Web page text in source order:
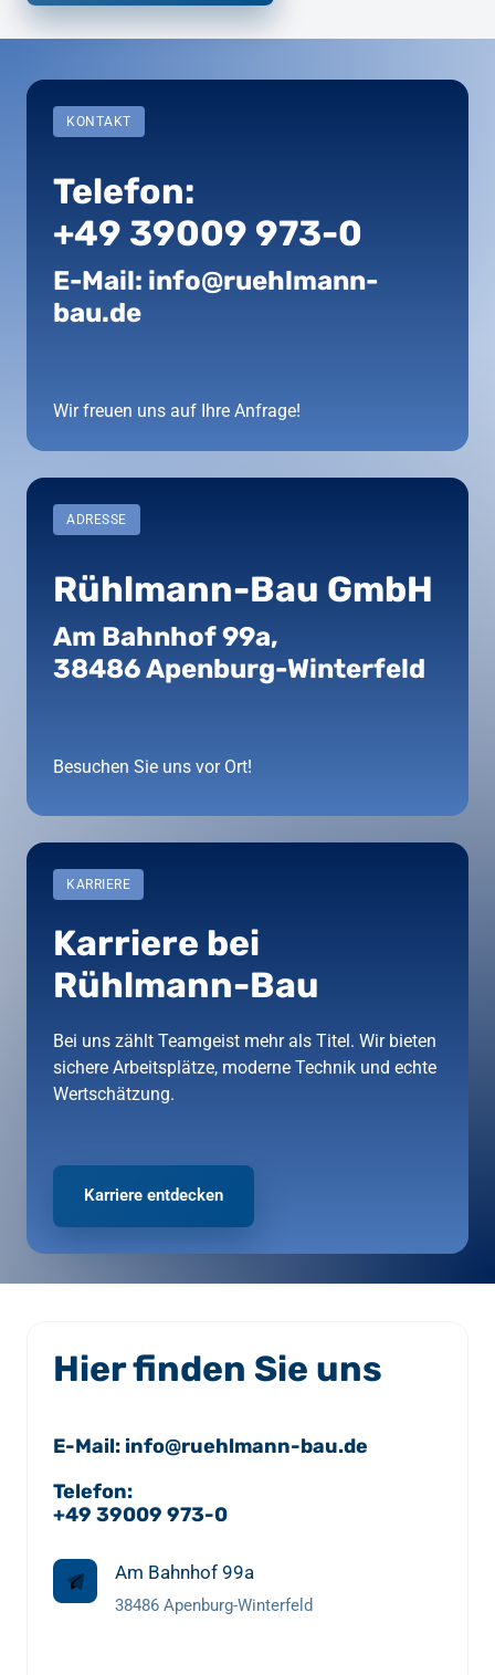
KONTAKT
Telefon:
+49 39009 973-0
E-Mail: info@ruehlmann-
bau.de
Wir freuen uns auf Ihre Anfrage!
ADRESSE
Rühlmann-Bau GmbH
Am Bahnhof 99a,
38486 Apenburg-Winterfeld
Besuchen Sie uns vor Ort!
KARRIERE
Karriere bei
Rühlmann-Bau
Bei uns zählt Teamgeist mehr als Titel. Wir bieten
sichere Arbeitsplätze, moderne Technik und echte
Wertschätzung.
Karriere entdecken
Hier finden Sie uns
E-Mail: info@ruehlmann-bau.de
Telefon:
+49 39009 973-0
Am Bahnhof 99a
38486 Apenburg-Winterfeld